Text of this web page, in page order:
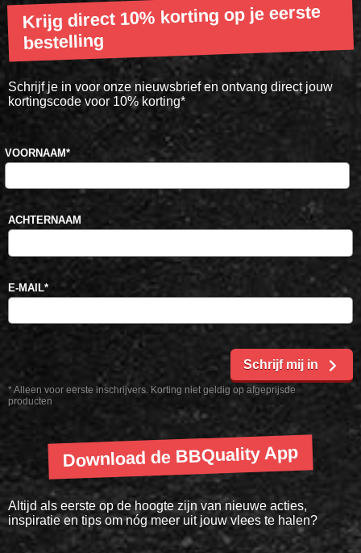
Krijg direct 10% korting op je eerste
bestelling
Schrijf je in voor onze nieuwsbrief en ontvang direct jouw
kortingscode voor 10% korting*
* Alleen voor eerste inschrijvers. Korting niet geldig op afgeprijsde
producten
VOORNAAM*
ACHTERNAAM
E-MAIL*
Schrijf mij in
Download de BBQuality App
Altijd als eerste op de hoogte zijn van nieuwe acties,
inspiratie en tips om nóg meer uit jouw vlees te halen?